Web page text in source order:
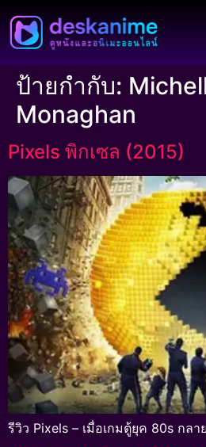
ป้ายกำกับ:
Monaghan
Pixels พิกเซล (2015)
รีวิว Pixels – เมื่อเกมตู้ยุค 80s กล